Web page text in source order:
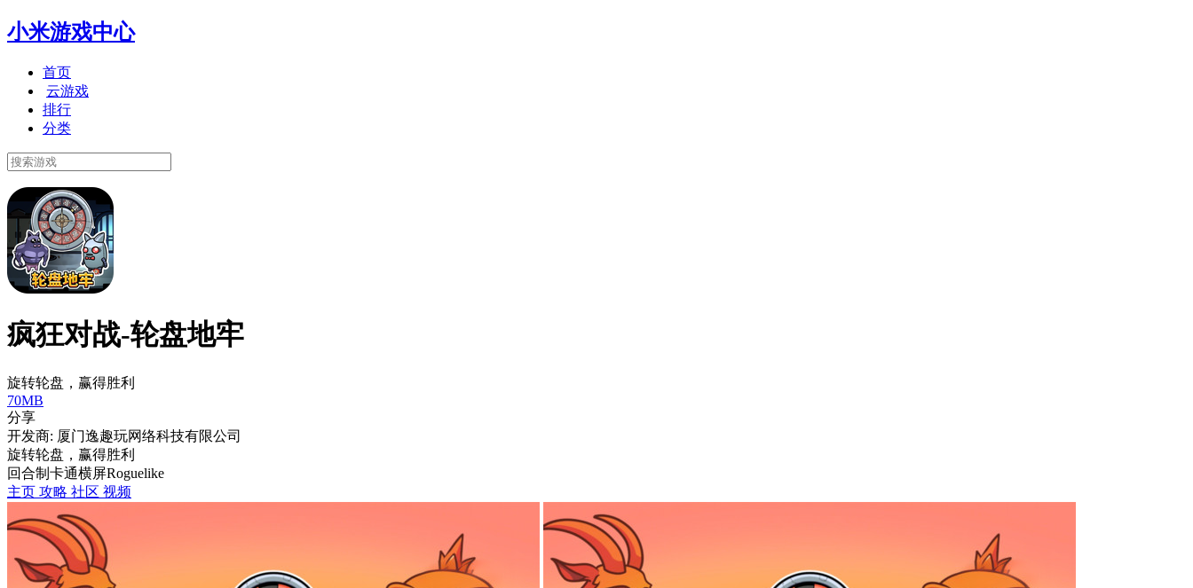
小米游戏中心
首页
云游戏
排行
分类
疯狂对战-轮盘地牢
旋转轮盘，赢得胜利
70MB
分享
开发商: 厦门逸趣玩网络科技有限公司
旋转轮盘，赢得胜利
回合制 卡通横屏Roguelike
主页 攻略 社区 视频